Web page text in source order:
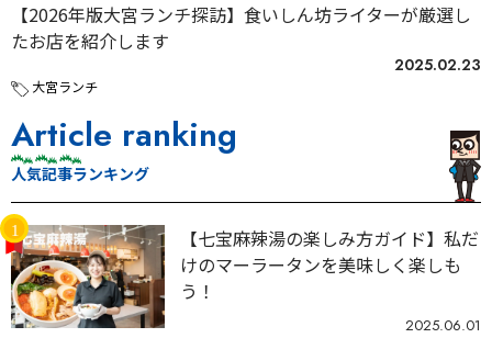
【2026年版大宮ランチ探訪】食いしん坊ライターが厳選し
たお店を紹介します
2025.02.23
大宮ランチ
Article ranking
人気記事ランキング
【七宝麻辣湯の楽しみ方ガイド】私だ
けのマーラータンを美味しく楽しも
う！
2025.06.01